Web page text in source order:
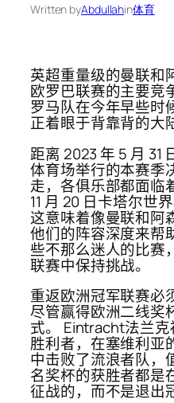
Written byAbdullahin体育
英超重量级的曼联和
欧罗巴联赛的主要竞
罗马队在今年早些时
正着眼于背靠背的大
距离 2023 年 5 月 31
体育场举行的本赛季
走，各俱乐部都面临
11 月 20 日卡塔尔世
这意味着像曼联和阿
他们的阵容深度来帮
些不那么迷人的比赛
联赛中保持挑战。
重返欧洲冠军联赛必
尽管赢得欧洲二线奖
式。 Eintracht法兰
胜利者，在塞维利亚
中击败了流浪者队，
名奖杯的获胜者都是
征战的，而不是退出